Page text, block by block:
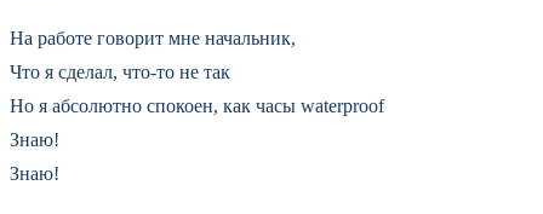
На работе говорит мне начальник,
Что я сделал, что-то не так
Но я абсолютно спокоен, как часы waterproof
Знаю!
Знаю!